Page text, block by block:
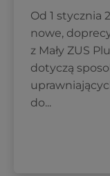
Od 1 stycznia
nowe,
z Mały ZUS
dotyczą
do...